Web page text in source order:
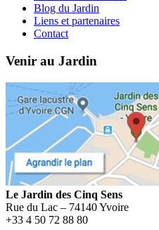
Blog du Jardin
Liens et partenaires
Contact
Venir au Jardin
Le Jardin des Cinq Sens
Rue du Lac – 74140 Yvoire
+33 4 50 72 88 80